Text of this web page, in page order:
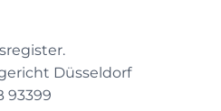
Düsseldorf
93399